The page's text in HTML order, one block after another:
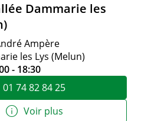
Dammarie les
Ampère
les Lys (Melun)
- 18:30
01 74 82 84 25
Voir plus